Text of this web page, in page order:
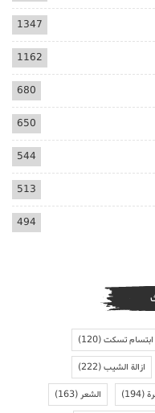
1347
1162
680
650
544
513
494
ابتسام تسكت(120)
ازالة الشيب(222)
(194) الشعر(163)